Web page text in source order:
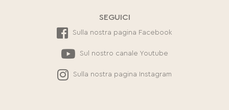
SEGUICI
Sulla nostra pagina Facebook
Sul nostro canale Youtube
Sulla nostra pagina Instagram